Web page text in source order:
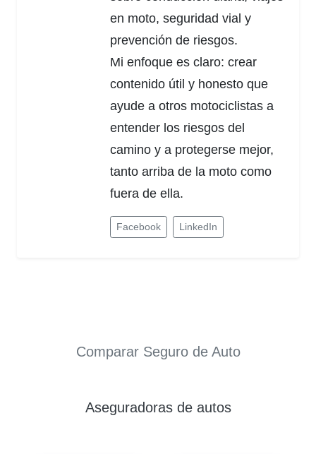
en moto, seguridad vial y
prevención de riesgos.
Mi enfoque es claro: crear
contenido útil y honesto que
ayude a otros motociclistas a
entender los riesgos del
camino y a protegerse mejor,
tanto arriba de la moto como
fuera de ella.
Facebook LinkedIn
Comparar Seguro de Auto
Aseguradoras de autos